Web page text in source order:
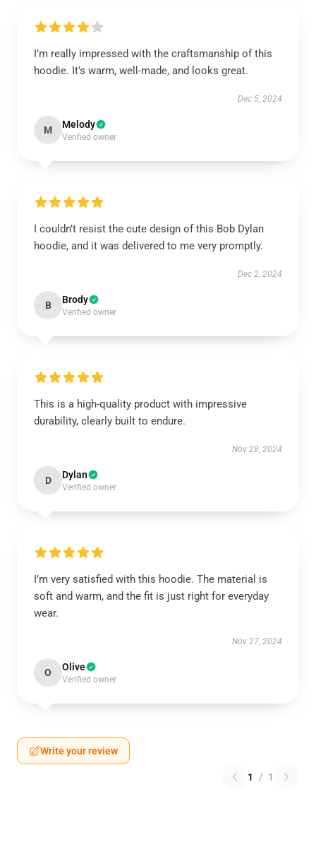
I’m really impressed with the craftsmanship of this
hoodie. It’s warm, well-made, and looks great.
Dec 5, 2024
M Melody
Verified owner
I couldn’t resist the cute design of this Bob Dylan
hoodie, and it was delivered to me very promptly.
Dec 2, 2024
B Brody
Verified owner
This is a high-quality product with impressive
durability, clearly built to endure.
Nov 28, 2024
D Dylan
Verified owner
I’m very satisfied with this hoodie. The material is
soft and warm, and the fit is just right for everyday
wear.
Nov 27, 2024
O Olive
Verified owner
Write your review
1 / 1